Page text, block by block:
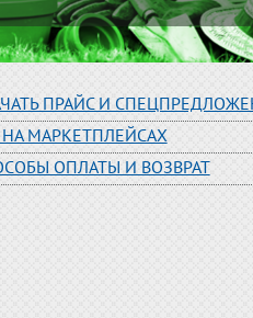
ПРАЙС И
МАРКЕТПЛЕЙСАХ
ОПЛАТЫ И ВОЗВРАТ